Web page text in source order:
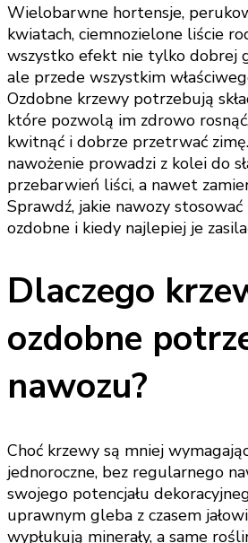
Wielobarwne hortensje,
kwiatach, ciemnozielone liście
wszystko efekt nie tylko dobrej
ale przede wszystkim
Ozdobne krzewy potrzebują
które pozwolą im zdrowo
kwitnąć i dobrze przetrwać
nawożenie prowadzi z kolei do
przebarwień liści, a nawet
Sprawdź, jakie nawozy
ozdobne i kiedy najlepiej je
Dlaczego
ozdobne
nawozu?
Choć krzewy są mniej
jednoroczne, bez regularnego
swojego potencjału
uprawnym gleba z czasem
wypłukują minerały, a same